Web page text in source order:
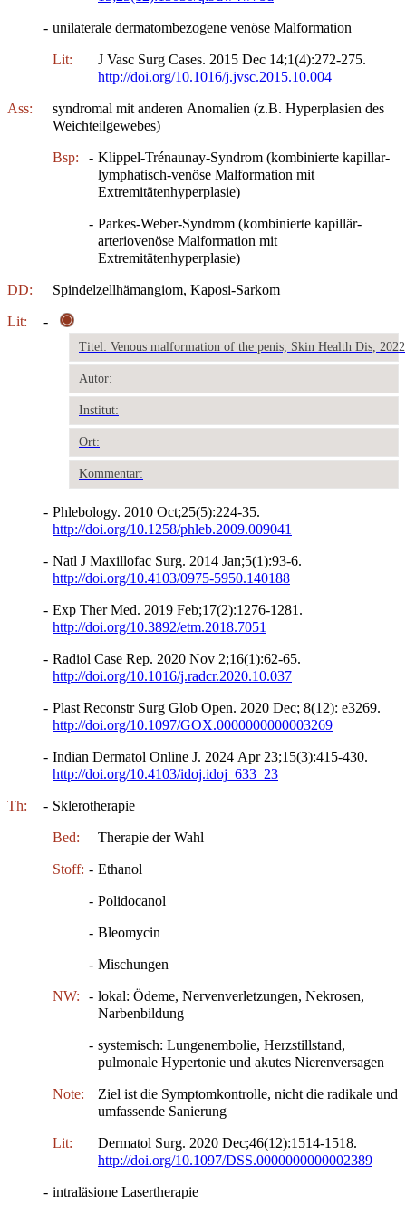
- unilaterale dermatombezogene venöse Malformation
Lit:
J Vasc Surg Cases. 2015 Dec 14;1(4):272-275.
http://doi.org/10.1016/j.jvsc.2015.10.004
Ass:
syndromal mit anderen Anomalien (z.B. Hyperplasien des
Weichteilgewebes)
Bsp: - Klippel-Trénaunay-Syndrom (kombinierte kapillar-
lymphatisch-venöse Malformation mit
Extremitätenhyperplasie)
- Parkes-Weber-Syndrom (kombinierte kapillär-
arteriovenöse Malformation mit
Extremitätenhyperplasie)
DD: Spindelzellhämangiom, Kaposi-Sarkom
Lit: -
Titel: Venous malformation of the penis, Skin Health Dis, 2022
Autor:
Institut:
Ort:
Kommentar:
- Phlebology. 2010 Oct;25(5):224-35.
http://doi.org/10.1258/phleb.2009.009041
- Natl J Maxillofac Surg. 2014 Jan;5(1):93-6.
http://doi.org/10.4103/0975-5950.140188
- Exp Ther Med. 2019 Feb;17(2):1276-1281.
http://doi.org/10.3892/etm.2018.7051
- Radiol Case Rep. 2020 Nov 2;16(1):62-65.
http://doi.org/10.1016/j.radcr.2020.10.037
- Plast Reconstr Surg Glob Open. 2020 Dec; 8(12): e3269.
http://doi.org/10.1097/GOX.0000000000003269
- Indian Dermatol Online J. 2024 Apr 23;15(3):415-430.
http://doi.org/10.4103/idoj.idoj_633_23
Th: - Sklerotherapie
Bed: Therapie der Wahl
Stoff: - Ethanol
- Polidocanol
- Bleomycin
- Mischungen
NW: - lokal: Ödeme, Nervenverletzungen, Nekrosen,
Narbenbildung
- systemisch: Lungenembolie, Herzstillstand,
pulmonale Hypertonie und akutes Nierenversagen
Note:
Ziel ist die Symptomkontrolle, nicht die radikale und
umfassende Sanierung
Lit:
Dermatol Surg. 2020 Dec;46(12):1514-1518.
http://doi.org/10.1097/DSS.0000000000002389
- intraläsione Lasertherapie